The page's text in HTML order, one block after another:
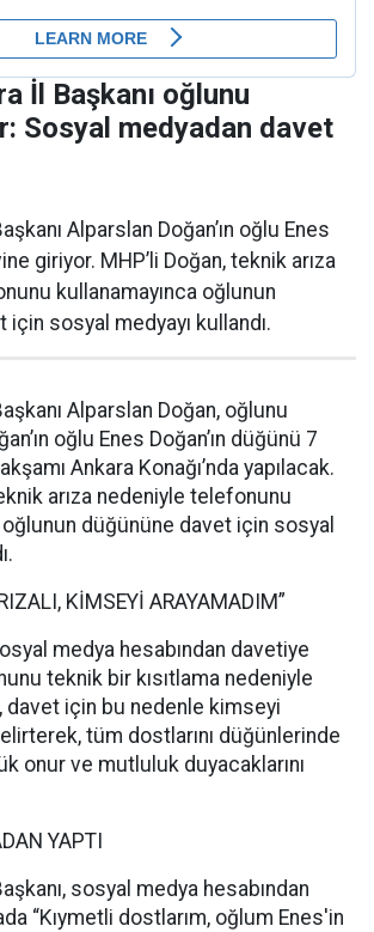
İl Başkanı oğlunu
Sosyal medyadan davet
Alparslan Doğan’ın oğlu Enes
giriyor. MHP’li Doğan, teknik arıza
kullanamayınca oğlunun
sosyal medyayı kullandı.
Alparslan Doğan, oğlunu
oğlu Enes Doğan’ın düğünü 7
Ankara Konağı’nda yapılacak.
arıza nedeniyle telefonunu
oğlunun düğününe davet için sosyal
KİMSEYİ ARAYAMADIM”
medya hesabından davetiye
teknik bir kısıtlama nedeniyle
davet için bu nedenle kimseyi
tüm dostlarını düğünlerinde
onur ve mutluluk duyacaklarını
YAPTI
sosyal medya hesabından
“Kıymetli dostlarım, oğlum Enes'in